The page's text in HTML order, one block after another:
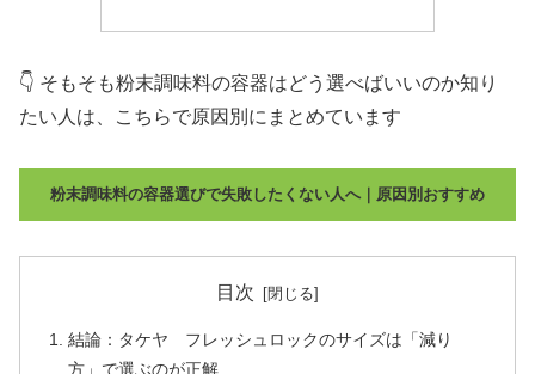
👇 そもそも粉末調味料の容器はどう選べばいいのか知り
たい人は、こちらで原因別にまとめています
粉末調味料の容器選びで失敗したくない人へ｜原因別おすすめ
目次
結論：タケヤ フレッシュロックのサイズは「減り
方」で選ぶのが正解